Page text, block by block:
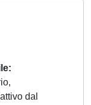
dal